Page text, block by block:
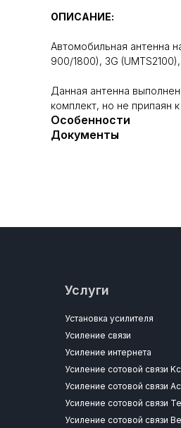
ОПИСАНИЕ:
Автомобильная антенна
900/1800), 3G
Данная антенна
комплект, но не припаян
Особенности
Документы
Услуги
Установка усилителя
Усиление связи
Усиление интернета
Усиление сотовой связи
Усиление сотовой связи
Усиление сотовой связи
Усиление сотовой связи